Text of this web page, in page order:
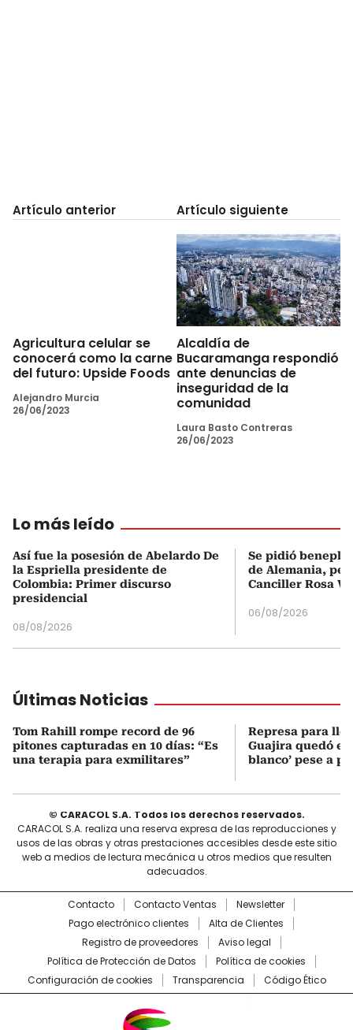
Artículo anterior
Agricultura celular se
conocerá como la carne
del futuro: Upside Foods
Alejandro Murcia
26/06/2023
Artículo siguiente
Alcaldía de
Bucaramanga respondió
ante denuncias de
inseguridad de la
comunidad
Laura Basto Contreras
26/06/2023
Lo más leído
Así fue la posesión de Abelardo De
la Espriella presidente de
Colombia: Primer discurso
presidencial
08/08/2026
Se pidió
de Alemania,
Canciller Rosa
06/08/2026
Últimas Noticias
Tom Rahill rompe record de 96
pitones capturadas en 10 días: “Es
una terapia para exmilitares”
Represa para
Guajira quedó en
blanco’ pese a
© CARACOL S.A. Todos los derechos reservados.
CARACOL S.A. realiza una reserva expresa de las reproducciones y
usos de las obras y otras prestaciones accesibles desde este sitio
web a medios de lectura mecánica u otros medios que resulten
adecuados.
Contacto Contacto Ventas
Newsletter
Pago electrónico clientes
Alta de Clientes
Registro de proveedores
Aviso legal
Política de Protección de Datos
Política de cookies
Configuración de cookies
Transparencia Código Ético